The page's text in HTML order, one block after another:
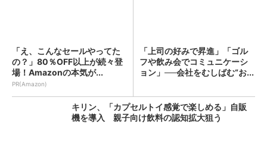
「え、こんなセールやってた
の？」80％OFF以上が続々登
場！Amazonの本気が...
PR(Amazon)
「上司の好みで昇進」「ゴル
フや飲み会でコミュニケーシ
ョン」──会社をむしばむ“お...
キリン、「カプセルトイ感覚で楽しめる」自販
機を導入 親子向け飲料の認知拡大狙う